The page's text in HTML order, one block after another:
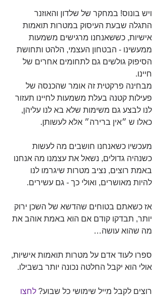
ויש בונוס! במחקר של שלדון והאוזנר
התגלה שבעת העיסוק במטרות תואמות
אישיות, כששאנחנו מרגישים משמעות
ממעשינו - הבטחון העצמי, הלהט ותחושת
הסיפוק גולשים גם לתחומים אחרים של
חיינו.
מבחינה פרקטית זה אומר שהכנסה של
פעילות קטנה בעלת משמעות לחיינו תעזור
לנו לבצע גם משימות שלא בא לנו עליהן,
כאלו ש ״אין ברירה״ אלא לעשותן.
מעכשיו כשאנחנו חושבים מה לעשות
כשנהיה גדולים, נשאל את עצמנו מה אנחנו
באמת רוצים, נציב מטרות שיגרמו לנו
להיות מאושרים, ואולי כך - גם עשירים.
אז כשאתם בטוחים שהדשא של השכן ירוק
יותר, תבדקו קודם אם הוא באמת אוהב את
מה שהוא עושה…
ספרו לעוד אדם על מטרות תואמות אישיות,
אולי הוא יקבל החלטה נכונה יותר בשבילו.
רוצים לקבל מייל שימושי כל שבוע? לחצו